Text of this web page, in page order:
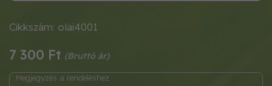
Cikkszám: olai4001
7 300 Ft